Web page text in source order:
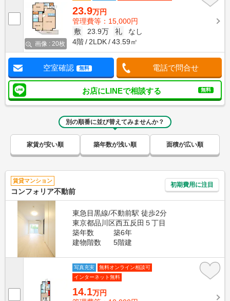
画像 : 20枚
23.9万円
管理費等：15,000円
敷
23.9万 礼
なし
4階
2LDK 43.59㎡
空室確認 無料 電話で問合せ
お店にLINEで相談する 無料
別の順番に並び替えてみませんか？
家賃が安い順 築年数が浅い順 面積が広い順
賃貸マンション
コンフォリア不動前
初期費用に注目
東急目黒線/不動前駅 徒歩2分
東京都品川区西五反田５丁目
築年数
築6年
建物階数
5階建
写真充実
無料オンライン相談可
インターネット無料
14.1万円